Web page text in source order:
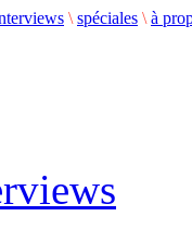
\ spéciales \ à